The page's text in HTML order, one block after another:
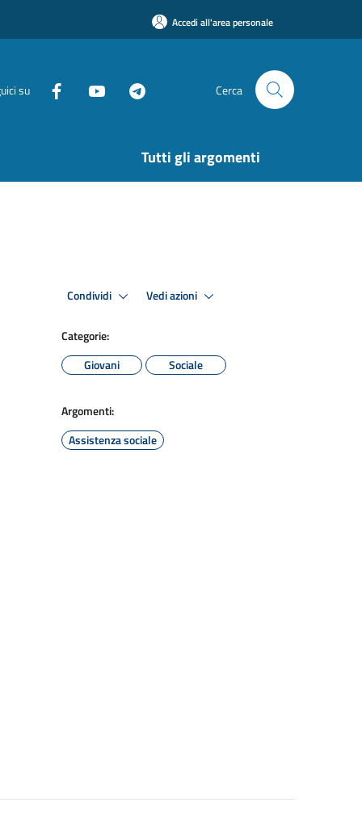
Accedi all'area personale
su Cerca
Tutti gli argomenti
Condividi Vedi azioni
Categorie:
Giovani
Sociale
Argomenti:
Assistenza sociale